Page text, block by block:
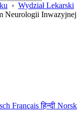
› Wydział Lekarski
Neurologii Inwazyjnej
Françaisहिन्दी Norsk